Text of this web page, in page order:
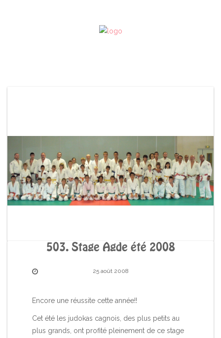
503. Stage Agde été 2008
25 août 2008
Encore une réussite cette année!!
Cet été les judokas cagnois, des plus petits au
plus grands, ont profité pleinement de ce stage